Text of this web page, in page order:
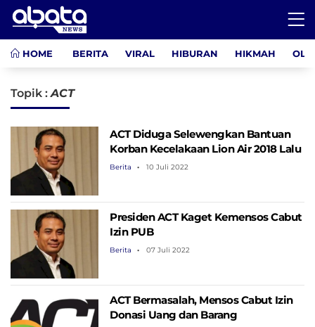
HOME BERITA VIRAL HIBURAN HIKMAH
Topik :ACT
ACT Diduga Selewengkan Bantuan
Korban Kecelakaan Lion Air 2018 Lalu
Berita 10 Juli 2022
Presiden ACT Kaget Kemensos Cabut
Izin PUB
Berita 07 Juli 2022
ACT Bermasalah, Mensos Cabut Izin
Donasi Uang dan Barang